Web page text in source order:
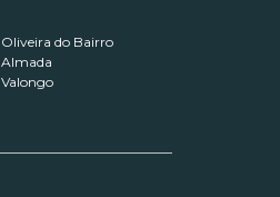
Oliveira do Bairro
Almada
Valongo